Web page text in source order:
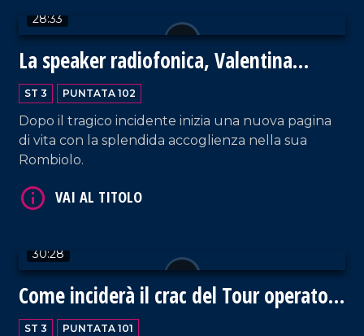
28:33
La speaker radiofonica, Valentina
Crudo, torna a casa
ST 3 PUNTATA 102
Dopo il tragico incidente inizia una nuova pagina
di vita con la splendida accoglienza nella sua
Rombiolo.
30:28
Come inciderà il crac del Tour operator
tedesco Fit sul turismo calabrese?
ST 3 PUNTATA 101
VAI AL TITOLO
VAI AL TITOLO